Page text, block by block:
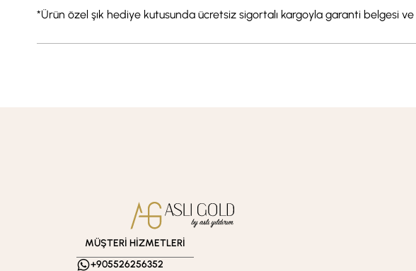
*Ürün özel şık hediye kutusunda ücretsiz sigortalı kargoyla garanti belgesi
MÜŞTERİ HİZMETLERİ
+905526256352